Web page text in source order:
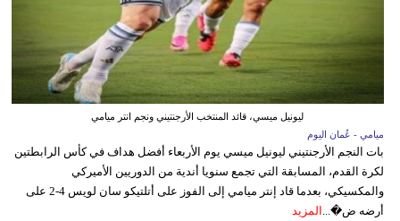
ليونيل ميسي، قائد المنتخب الأرجنتيني ونجم انتر ميامي
ميامي - عُمان اليوم
بات النجم الأرجنتيني ليونيل ميسي يوم الأربعاء أفضل هداف في كأس الرابطتين
لكرة القدم، المسابقة التي تجمع سنويا أندية من الدوريين الأميركي
والمكسيكي، بعدما قاد إنتر ميامي إلى الفوز على أتلتيكو سان لويس 4-2 على
أرضه ض�... المزيد